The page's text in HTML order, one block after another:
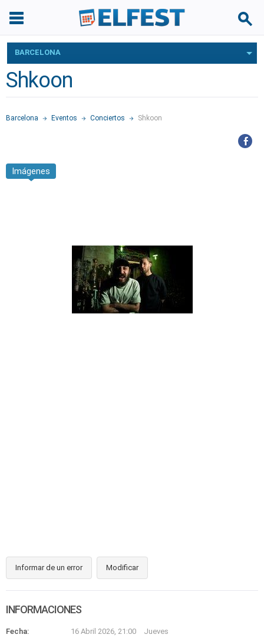
BARCELONA
Shkoon
Barcelona Eventos Conciertos Shkoon
Imágenes
Informar de un error Modificar
INFORMACIONES
Fecha: 16 Abril 2026, 21:00
Jueves